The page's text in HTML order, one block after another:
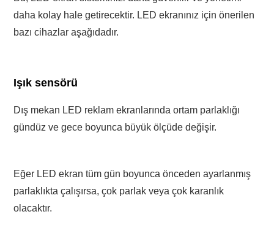
daha kolay hale getirecektir. LED ekranınız için önerilen
bazı cihazlar aşağıdadır.
Işık sensörü
Dış mekan LED reklam ekranlarında ortam parlaklığı
gündüz ve gece boyunca büyük ölçüde değişir.
Eğer LED ekran tüm gün boyunca önceden ayarlanmış
parlaklıkta çalışırsa, çok parlak veya çok karanlık
olacaktır.